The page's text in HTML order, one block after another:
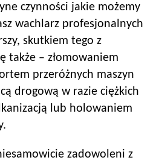
czynności jakie możemy
wachlarz profesjonalnych
skutkiem tego z
także – złomowaniem
przeróżnych maszyn
drogową w razie ciężkich
lub holowaniem
zadowoleni z